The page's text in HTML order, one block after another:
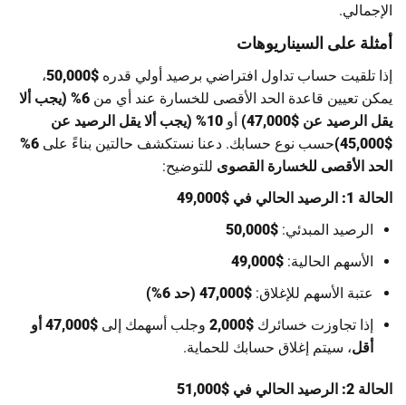
الإجمالي.
أمثلة على السيناريوهات
إذا تلقيت حساب تداول افتراضي برصيد أولي قدره $50,000
،
يمكن تعيين قاعدة الحد الأقصى للخسارة عند أي من
6% (يجب ألا
يقل الرصيد عن $47,000)
أو
10% (يجب ألا يقل الرصيد عن
$45,000)
حسب نوع حسابك. دعنا نستكشف حالتين بناءً على
6%
الحد الأقصى للخسارة القصوى للتوضيح:
الحالة 1: الرصيد الحالي في $49,000
الرصيد المبدئي: $50,000
الأسهم الحالية: $49,000
عتبة الأسهم للإغلاق: $47,000 (حد 6%)
إذا تجاوزت خسائرك $2,000 وجلب أسهمك إلى
$47,000 أو
أقل، سيتم إغلاق حسابك للحماية.
الحالة 2: الرصيد الحالي في $51,000